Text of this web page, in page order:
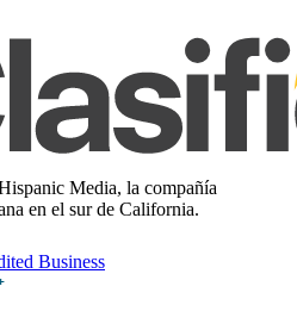
Media, la compañía
en el sur de California.
Business